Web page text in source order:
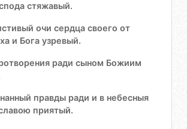
стяжавый.
очи сердца своего от
и Бога узревый.
ради сыном Божиим
правды ради и в небесныя
приятый.